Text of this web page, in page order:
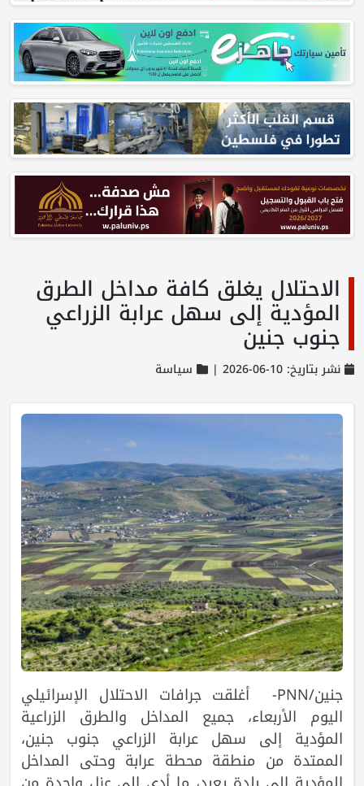
الاحتلال يغلق كافة مداخل الطرق
المؤدية إلى سهل عرابة الزراعي
جنوب جنين
نشر بتاريخ: 10-06-2026 | سياسة
جنين/PNN- أغلقت جرافات الاحتلال الإسرائيلي
اليوم الأربعاء، جميع المداخل والطرق الزراعية
المؤدية إلى سهل عرابة الزراعي جنوب جنين،
الممتدة من منطقة محطة عرابة وحتى المداخل